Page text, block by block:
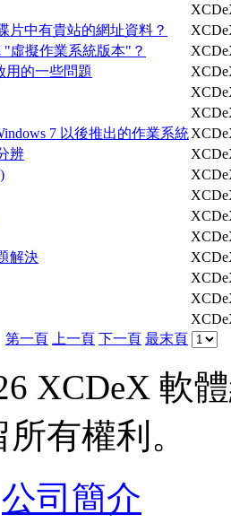
片中有貴站的網址資料？
虛擬作業系統版本"？
用的一些問題
7 以後推出的作業系統
辨
解決
第一頁 上一頁 下一頁 最末頁
XCDeX 軟
有權利。
公司簡介